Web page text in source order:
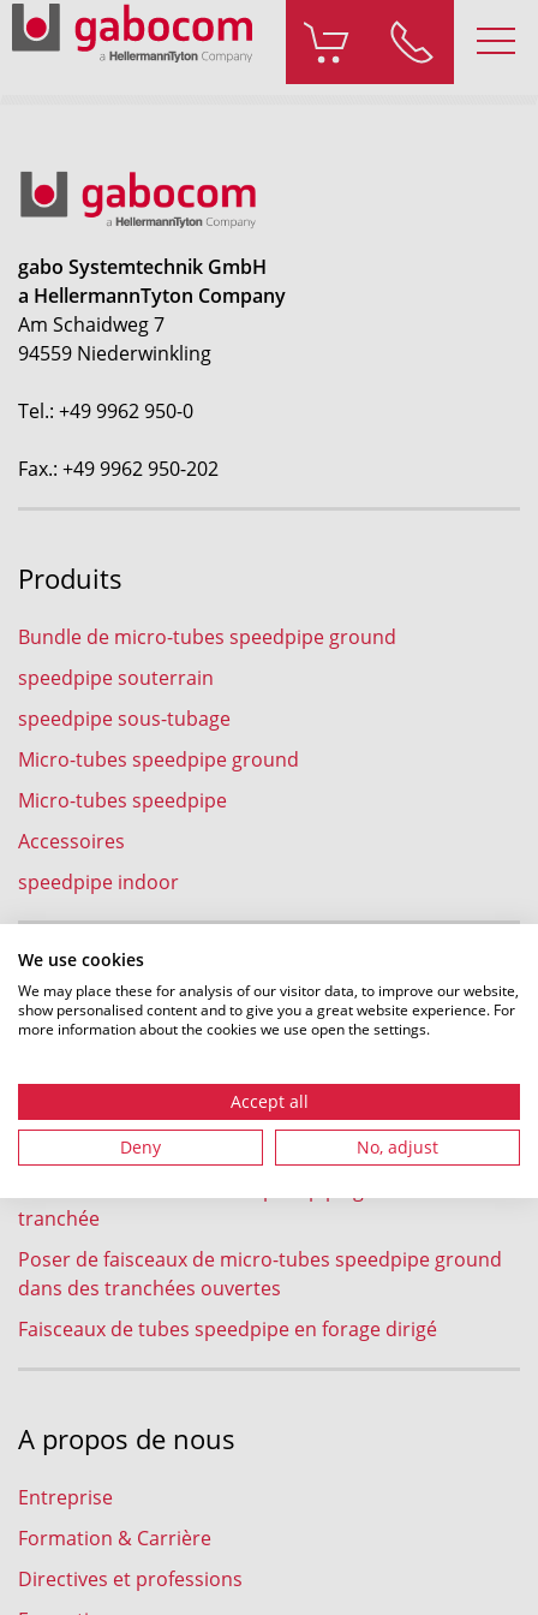
We use cookies
We may place these for analysis of our visitor data, to improve our website,
show personalised content and to give you a great website experience. For
more information about the cookies we use open the settings.
Accept all
Deny No, adjust
gabo Systemtechnik GmbH
a HellermannTyton Company
Am Schaidweg 7
94559 Niederwinkling
Tel.: +49 9962 950-0
Fax.: +49 9962 950-202
Produits
Bundle de micro-tubes speedpipe ground
speedpipe souterrain
speedpipe sous-tubage
Micro-tubes speedpipe ground
Micro-tubes speedpipe
Accessoires
speedpipe indoor
Expériences
soufflage
Enfouissement à la charrue au soc de faisceaux de
tubes speedpipe ground
tranchée
Poser de faisceaux de micro-tubes speedpipe ground
dans des tranchées ouvertes
Faisceaux de tubes speedpipe en forage dirigé
A propos de nous
Entreprise
Formation & Carrière
Directives et professions